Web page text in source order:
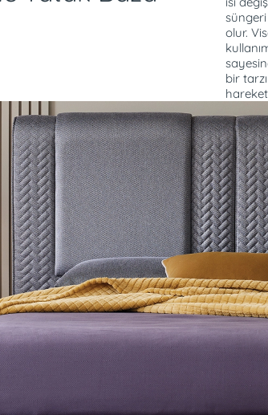
olur.
bir
sistemiyle yatağınızı
ilk günkü formunda
uyku verimini artırır ve
Yatağı çevirmeye gerek
sayesinde tek taraflı